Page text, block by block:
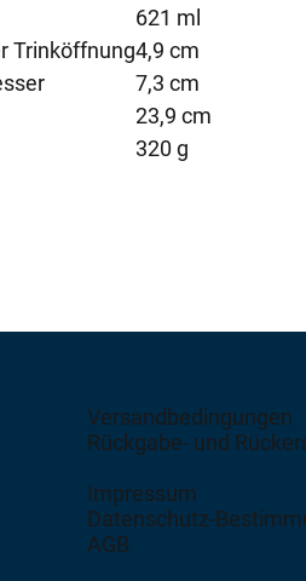
621 ml
Trinköffnung4,9 cm
7,3 cm
23,9 cm
320 g
Versandbedingungen
Rückgabe- und
Impressum
Datenschutz-
AGB